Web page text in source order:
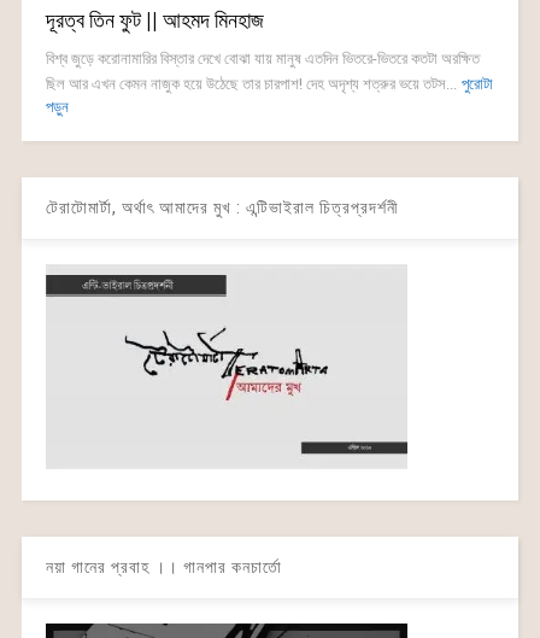
দূরত্ব তিন ফুট || আহমদ মিনহাজ
বিশ্ব জুড়ে করোনামারির বিস্তার দেখে বোঝা যায় মানুষ এতদিন ভিতরে-ভিতরে কতটা অরক্ষিত
ছিল আর এখন কেমন নাজুক হয়ে উঠেছে তার চারপাশ! দেহ অদৃশ্য শত্রুর ভয়ে তটস... পুরোটা
পড়ুন
টেরাটোমার্টা, অর্থাৎ আমাদের মুখ : এন্টিভাইরাল চিত্রপ্রদর্শনী
নয়া গানের প্রবাহ ।। গানপার কনচার্তো